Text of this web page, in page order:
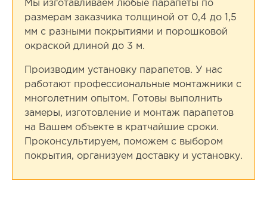
Мы изготавливаем любые парапеты по
размерам заказчика толщиной от 0,4 до 1,5
мм с разными покрытиями и порошковой
окраской длиной до 3 м.
Производим установку парапетов. У нас
работают профессиональные монтажники с
многолетним опытом. Готовы выполнить
замеры, изготовление и монтаж парапетов
на Вашем объекте в кратчайшие сроки.
Проконсультируем, поможем с выбором
покрытия, организуем доставку и установку.